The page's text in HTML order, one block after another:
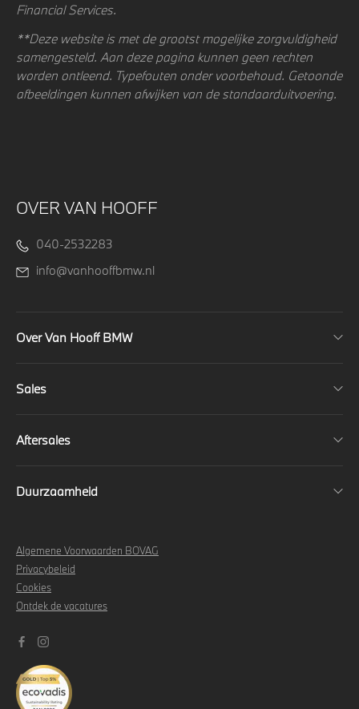
Financial Services.
**Deze website is met de grootst mogelijke zorgvuldigheid
samengesteld. Aan deze pagina kunnen geen rechten
worden ontleend. Typefouten onder voorbehoud. Getoonde
afbeeldingen kunnen afwijken van de standaarduitvoering.
OVER VAN HOOFF
040-2532283
info@vanhooffbmw.nl
Over Van Hooff BMW
Sales
Aftersales
Duurzaamheid
Algemene Voorwaarden BOVAG
Privacybeleid
Cookies
Ontdek de vacatures